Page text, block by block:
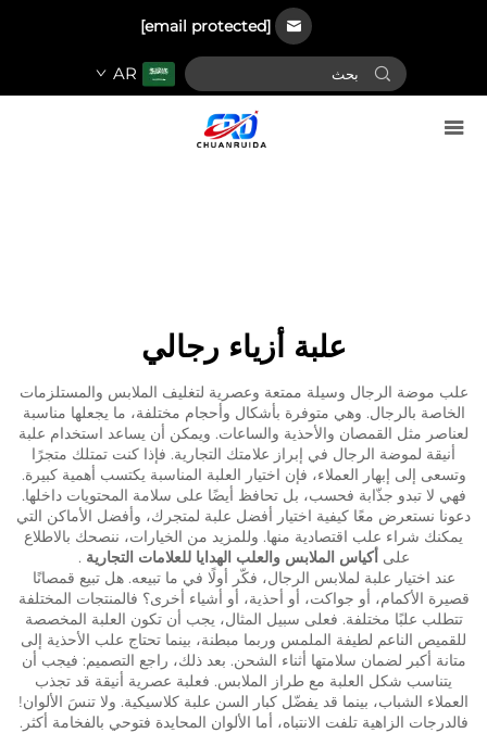
[email protected]
AR
علبة أزياء رجالي
علب موضة الرجال وسيلة ممتعة وعصرية لتغليف الملابس والمستلزمات
الخاصة بالرجال. وهي متوفرة بأشكال وأحجام مختلفة، ما يجعلها مناسبة
لعناصر مثل القمصان والأحذية والساعات. ويمكن أن يساعد استخدام علبة
أنيقة لموضة الرجال في إبراز علامتك التجارية. فإذا كنت تمتلك متجرًا
وتسعى إلى إبهار العملاء، فإن اختيار العلبة المناسبة يكتسب أهمية كبيرة.
فهي لا تبدو جذّابة فحسب، بل تحافظ أيضًا على سلامة المحتويات داخلها.
دعونا نستعرض معًا كيفية اختيار أفضل علبة لمتجرك، وأفضل الأماكن التي
يمكنك شراء علب اقتصادية منها. وللمزيد من الخيارات، ننصحك بالاطلاع
على أكياس الملابس والعلب الهدايا للعلامات التجارية .
عند اختيار علبة لملابس الرجال، فكّر أولًا في ما تبيعه. هل تبيع قمصانًا
قصيرة الأكمام، أو جواكت، أو أحذية، أو أشياء أخرى؟ فالمنتجات المختلفة
تتطلب علبًا مختلفة. فعلى سبيل المثال، يجب أن تكون العلبة المخصصة
للقميص الناعم لطيفة الملمس وربما مبطنة، بينما تحتاج علب الأحذية إلى
متانة أكبر لضمان سلامتها أثناء الشحن. بعد ذلك، راجع التصميم: فيجب أن
يتناسب شكل العلبة مع طراز الملابس. فعلبة عصرية أنيقة قد تجذب
العملاء الشباب، بينما قد يفضّل كبار السن علبة كلاسيكية. ولا تنسَ الألوان!
فالدرجات الزاهية تلفت الانتباه، أما الألوان المحايدة فتوحي بالفخامة أكثر.